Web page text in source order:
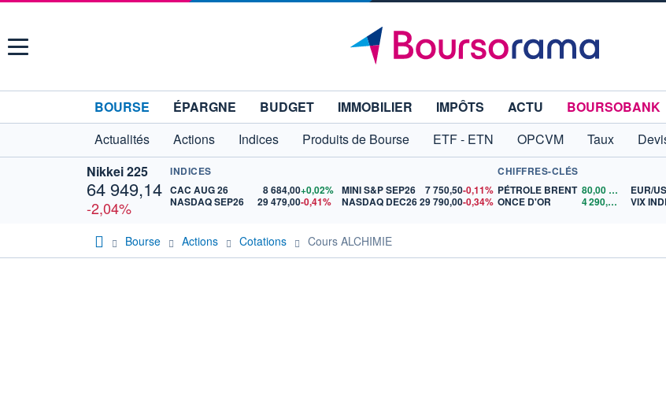
Menu
BOURSE ÉPARGNE BUDGET IMMOBILIER IMPÔTS ACTU
BOURSOBANK
Actualités
Actions Indices Produits de Bourse ETF - ETN OPCVM Taux
Nikkei 225
64 949,14
-2,04%
INDICES
CAC AUG 26
8 684,00+0,02%
NASDAQ SEP26
29 479,00-0,41%
MINI S&P SEP26 7 750,50-0,11%
NASDAQ DEC2629 790,00-0,34%
CHIFFRES-CLÉS
PÉTROLE BRENT 80,00
ONCE D'OR
4 290,95 $US
EUR/
VIX
Bourse Actions Cotations Cours ALCHIMIE